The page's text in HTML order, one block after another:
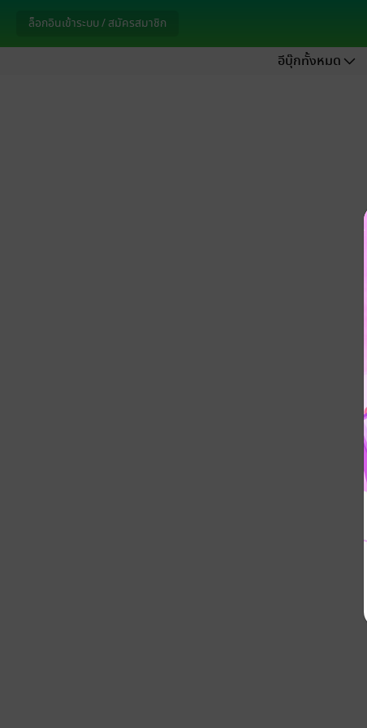
ล็อกอินเข้าระบบ / สมัครสมาชิก
อีบุ๊กทั้งหมด